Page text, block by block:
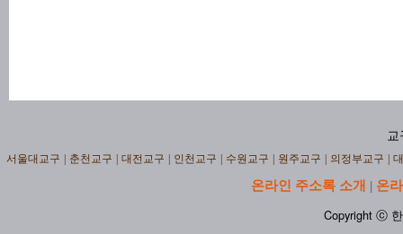
교
서울대교구 춘천교구 대전교구 인천교구 수원교구 원주교구 의정부교구
온라인 주소록 소개 | 온
Copyright ⓒ